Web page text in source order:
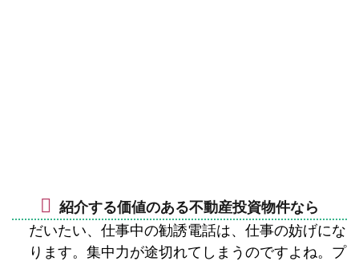
紹介する価値のある不動産投資物件なら
だいたい、仕事中の勧誘電話は、仕事の妨げにな
ります。集中力が途切れてしまうのですよね。プ